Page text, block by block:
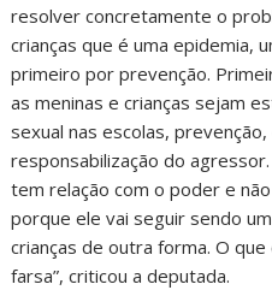
resolver concretamente o
crianças que é uma epidemia,
primeiro por prevenção.
as meninas e crianças sejam
sexual nas escolas,
responsabilização do
tem relação com o poder e
porque ele vai seguir sendo
crianças de outra forma. O
farsa”, criticou a deputada.